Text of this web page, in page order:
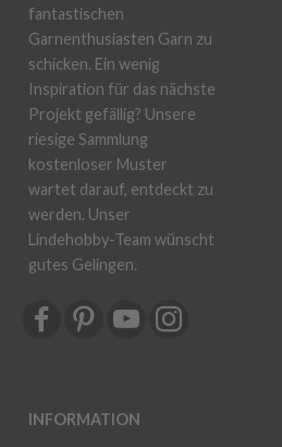
fantastischen
Garnenthusiasten Garn zu
schicken. Ein wenig
Inspiration für das nächste
Projekt gefällig? Unsere
riesige Sammlung
kostenloser Muster
wartet darauf, entdeckt zu
werden. Unser
Lindehobby-Team wünscht
gutes Gelingen.
INFORMATION